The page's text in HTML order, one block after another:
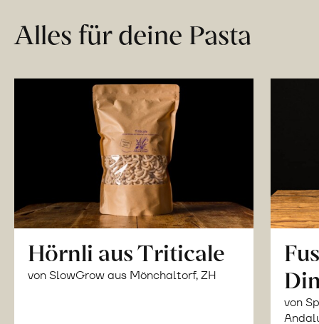
Alles für deine Pasta
Hörnli aus Triticale
von SlowGrow aus Mönchaltorf, ZH
von